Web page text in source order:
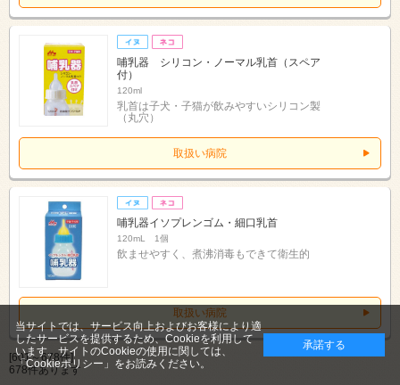
哺乳器 シリコン・ノーマル乳首（スペア
付）
120ml
乳首は子犬・子猫が飲みやすいシリコン製
（丸穴）
取扱い病院
哺乳器イソプレンゴム・細口乳首
120mL 1個
飲ませやすく、煮沸消毒もできて衛生的
取扱い病院
[601～678件]
678件あります
当サイトでは、サービス向上およびお客様により適
したサービスを提供するため、Cookieを利用して
います。サイトのCookieの使用に関しては、
「Cookieポリシー」 をお読みください。
承諾する